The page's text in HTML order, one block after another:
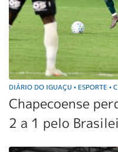
DIÁRIO DO IGUAÇU • ESPORTE •
Chapecoense
2 a 1 pelo